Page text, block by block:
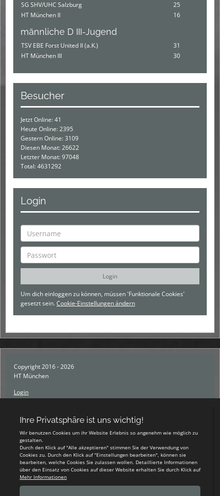
SG SHV/UHC Salzburg
25
HT München II
16
männliche D III-Jugend
TSV EBE Forst United II (a.K.)
31
HT München III
30
Besucher
Jetzt Online: 41
Heute Online: 2395
Gestern Online: 3109
Diesen Monat: 26622
Letzter Monat: 97048
Total: 4631292
Login
Um dich einloggen zu können, müssen 'Funktionale Cookies'
gesetzt sein.Cookie-Einstellungen ändern
Copyright 2016 - 2026
HT München
Login
Impressum
Datenschutzerklärung
Teamsports 2
Dein Sportverein online